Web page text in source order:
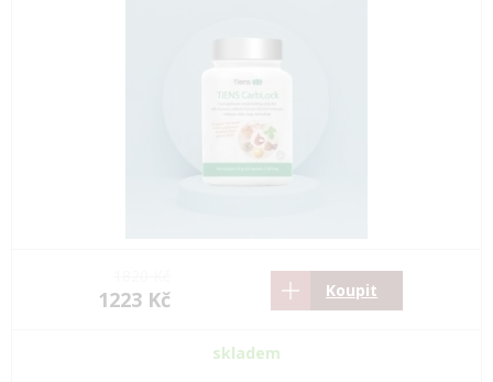
1223 Kč Koupit
skladem